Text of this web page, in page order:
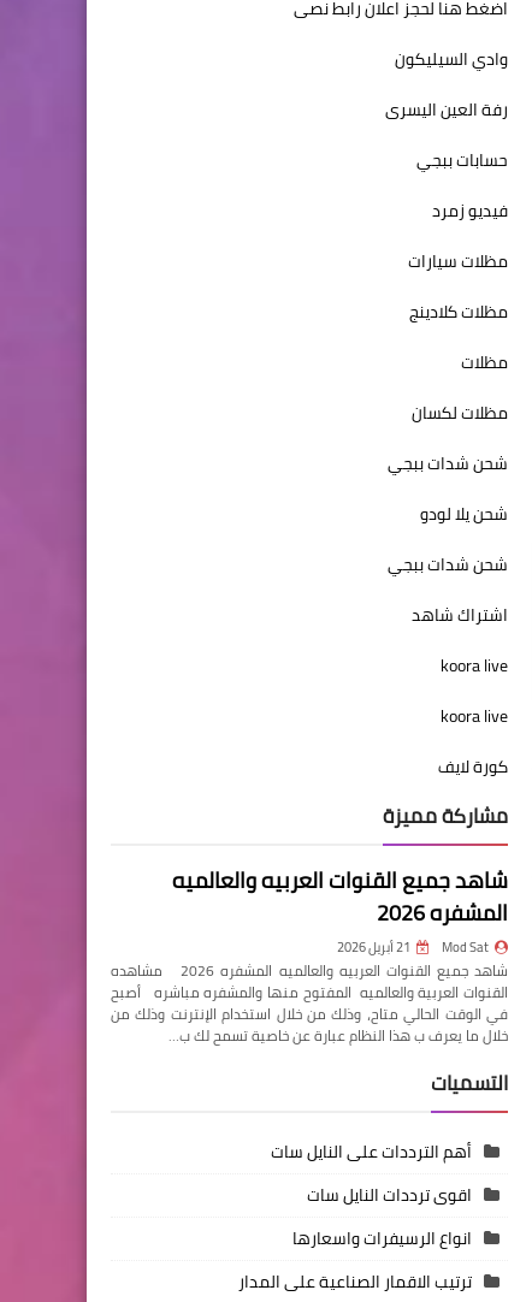
اضغط هنا لحجز اعلان رابط نصى
وادي السيليكون
رفة العين اليسرى
حسابات ببجي
فيديو زمرد
مظلات سيارات
مظلات كلادينج
مظلات
مظلات لكسان
شحن شدات ببجي
شحن يلا لودو
شحن شدات ببجي
اشتراك شاهد
koora live
koora live
كورة لايف
مشاركة مميزة
شاهد جميع القنوات العربيه والعالميه
المشفره 2026
Mod Sat 21 أبريل 2026
شاهد جميع القنوات العربيه والعالميه المشفره 2026 مشاهده
القنوات العربية والعالميه المفتوح منها والمشفره مباشره أصبح
في الوقت الحالي متاح، وذلك من خلال استخدام الإنترنت وذلك من
خلال ما يعرف ب هذا النظام عبارة عن خاصية تسمح لك ب…
التسميات
أهم الترددات على النايل سات
اقوى ترددات النايل سات
انواع الرسيفرات واسعارها
ترتيب الاقمار الصناعية على المدار